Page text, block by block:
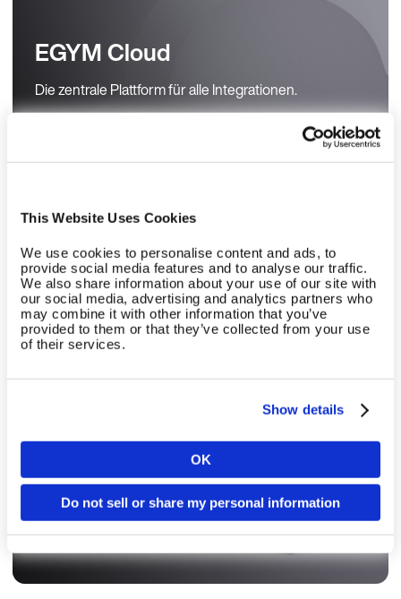
This Website Uses Cookies
We use cookies to personalise content and ads, to
provide social media features and to analyse our traffic.
We also share information about your use of our site with
our social media, advertising and analytics partners who
may combine it with other information that you’ve
provided to them or that they’ve collected from your use
of their services.
Show details
OK
Do not sell or share my personal information
EGYM Cloud
Die zentrale Plattform für alle Integrationen.
Mehr erfahren
Sprache